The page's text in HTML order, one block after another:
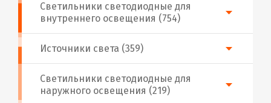
Источники света (359)
Светильники светодиодные для
внутреннего освещения (754)
Светильники светодиодные для
наружного освещения (219)